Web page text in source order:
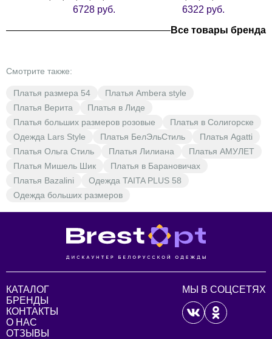
6728 руб.
6322 руб.
Все товары бренда
Смотрите также:
Платья размера 54
Платья Ambera style
Платья Верита
Платья в Лиде
Платья больших размеров розовые
Платья в Солигорске
Одежда Lars Style
Платья БелЭльСтиль
Платья Agatti
Платья Ольга Стиль
Платья Лилиана
Платья АМУЛЕТ
Платья Мишель Шик
Платья в Барановичах
Платья Bazalini
Одежда TAITA PLUS 58
Одежда больших размеров
КАТАЛОГ
БРЕНДЫ
КОНТАКТЫ
О НАС
ОТЗЫВЫ
МЫ В СОЦСЕТЯХ